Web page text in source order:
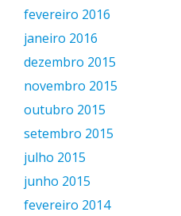
fevereiro 2016
janeiro 2016
dezembro 2015
novembro 2015
outubro 2015
setembro 2015
julho 2015
junho 2015
fevereiro 2014